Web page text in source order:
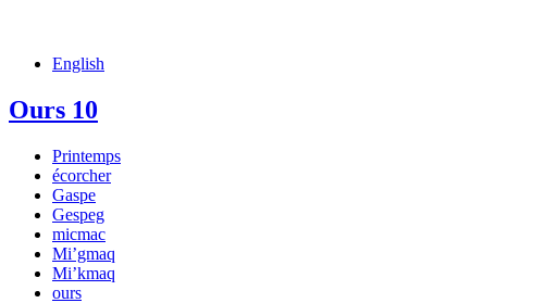
English
Ours 10
Printemps
écorcher
Gaspe
Gespeg
micmac
Mi’gmaq
Mi’kmaq
ours